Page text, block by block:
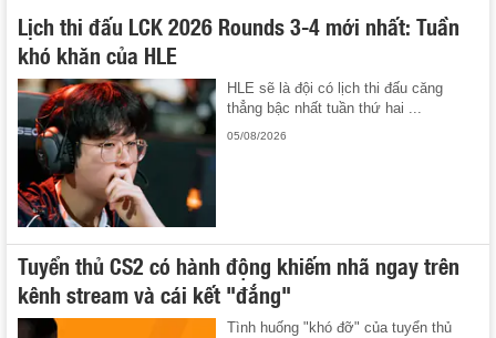
Lịch thi đấu LCK 2026 Rounds 3-4 mới nhất: Tuần
khó khăn của HLE
HLE sẽ là đội có lịch thi đấu căng
thẳng bậc nhất tuần thứ hai ...
05/08/2026
Tuyển thủ CS2 có hành động khiếm nhã ngay trên
kênh stream và cái kết "đắng"
Tình huống "khó đỡ" của tuyển thủ